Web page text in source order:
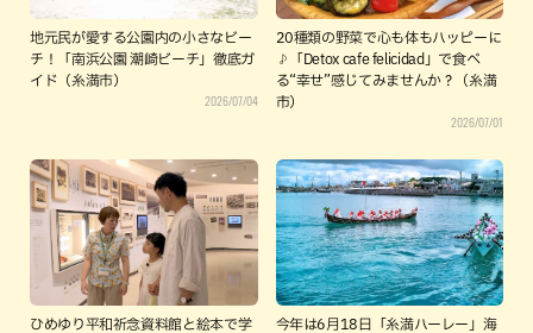
地元民が愛する公園内の小さなビー
チ！「南浜公園 潮崎ビーチ」徹底ガ
イド（糸満市）
2026/07/04
20種類の野菜で心も体もハッピーに
♪「Detox cafe felicidad」で食べ
る“幸せ”感じてみませんか？（糸満
市）
2026/07/01
ひめゆり平和祈念資料館と絵本で学
今年は6月18日「糸満ハーレー」海